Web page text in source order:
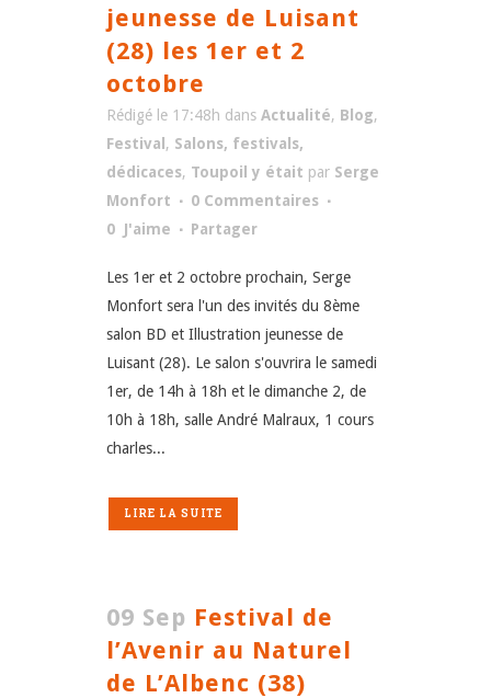
jeunesse de Luisant
(28) les 1er et 2
octobre
Rédigé le 17:48h dans Actualité, Blog,
Festival , Salons, festivals,
dédicaces, Toupoil y était par Serge
Monfort
0 Commentaires
0 J'aime Partager
Les 1er et 2 octobre prochain, Serge
Monfort sera l'un des invités du 8ème
salon BD et Illustration jeunesse de
Luisant (28). Le salon s'ouvrira le samedi
1er, de 14h à 18h et le dimanche 2, de
10h à 18h, salle André Malraux, 1 cours
charles...
LIRE LA SUITE
09 Sep Festival de
l’Avenir au Naturel
de L’Albenc (38)